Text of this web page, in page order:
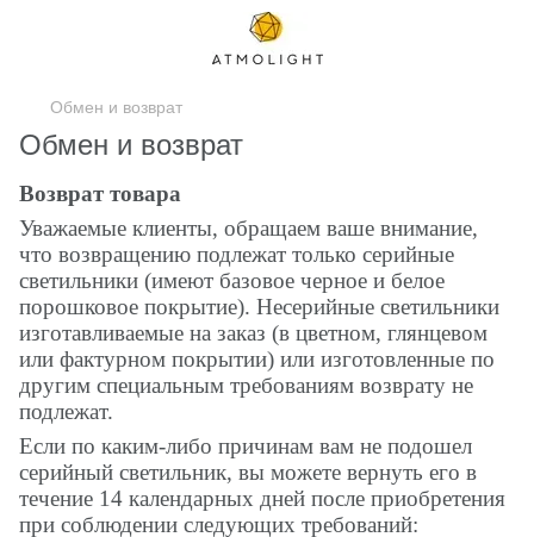
Обмен и возврат
Обмен и возврат
Возврат товара
Уважаемые клиенты, обращаем ваше внимание,
что возвращению подлежат только серийные
светильники (имеют базовое черное и белое
порошковое покрытие). Несерийные светильники
изготавливаемые на заказ (в цветном, глянцевом
или фактурном покрытии) или изготовленные по
другим специальным требованиям возврату не
подлежат.
Если по каким-либо причинам вам не подошел
серийный светильник, вы можете вернуть его в
течение 14 календарных дней после приобретения
при соблюдении следующих требований: